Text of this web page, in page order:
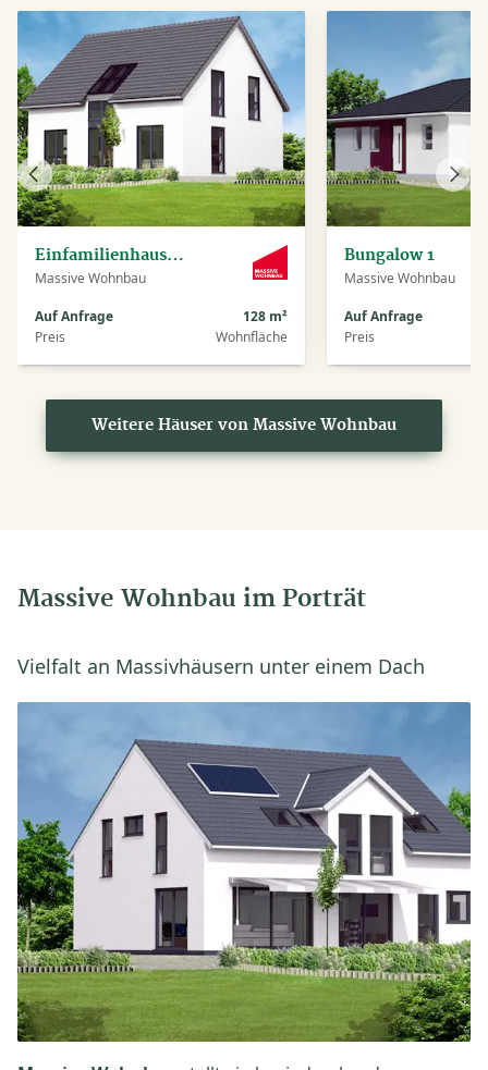
Einfamilienhaus Piet
Massive Wohnbau
Auf Anfrage
Preis
128 m²
Wohnfläche
Bungalow 1
Massive Wohnbau
Auf Anfrage
Preis
Vorheriges
Haus
Weitere Häuser von Massive Wohnbau
Massive Wohnbau im Porträt
Vielfalt an Massivhäusern unter einem Dach